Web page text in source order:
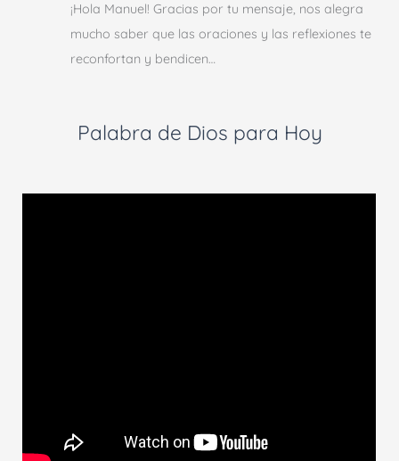
¡Hola Manuel! Gracias por tu mensaje, nos alegra
mucho saber que las oraciones y las reflexiones te
reconfortan y bendicen…
Palabra de Dios para Hoy